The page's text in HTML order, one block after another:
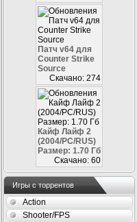
Патч v64 для
Counter Strike
Source
Скачано: 274
Кайф Лайф 2
(2004/PC/RUS)
Размер: 1.70 Гб
Скачано: 60
Игры с торрентов
Action
Shooter/FPS